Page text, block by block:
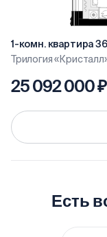
1-комн. квартира
Трилогия
25 092 000 ₽
Есть